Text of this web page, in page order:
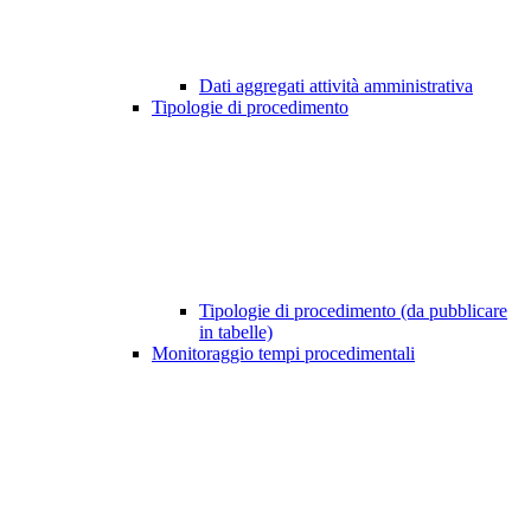
Dati aggregati attività amministrativa
Tipologie di procedimento
Tipologie di procedimento (da pubblicare
in tabelle)
Monitoraggio tempi procedimentali